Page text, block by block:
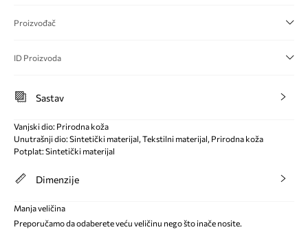
Proizvođač
ID Proizvoda
Sastav
Vanjski dio: Prirodna koža
Unutrašnji dio: Sintetički materijal, Tekstilni materijal, Prirodna koža
Potplat: Sintetički materijal
Dimenzije
Manja veličina
Preporučamo da odaberete veću veličinu nego što inače nosite.